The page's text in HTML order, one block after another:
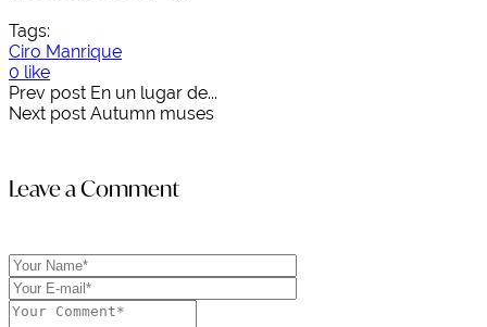
Tags:
Ciro Manrique
0 like
Prev post En un lugar de...
Next post Autumn muses
Leave a Comment